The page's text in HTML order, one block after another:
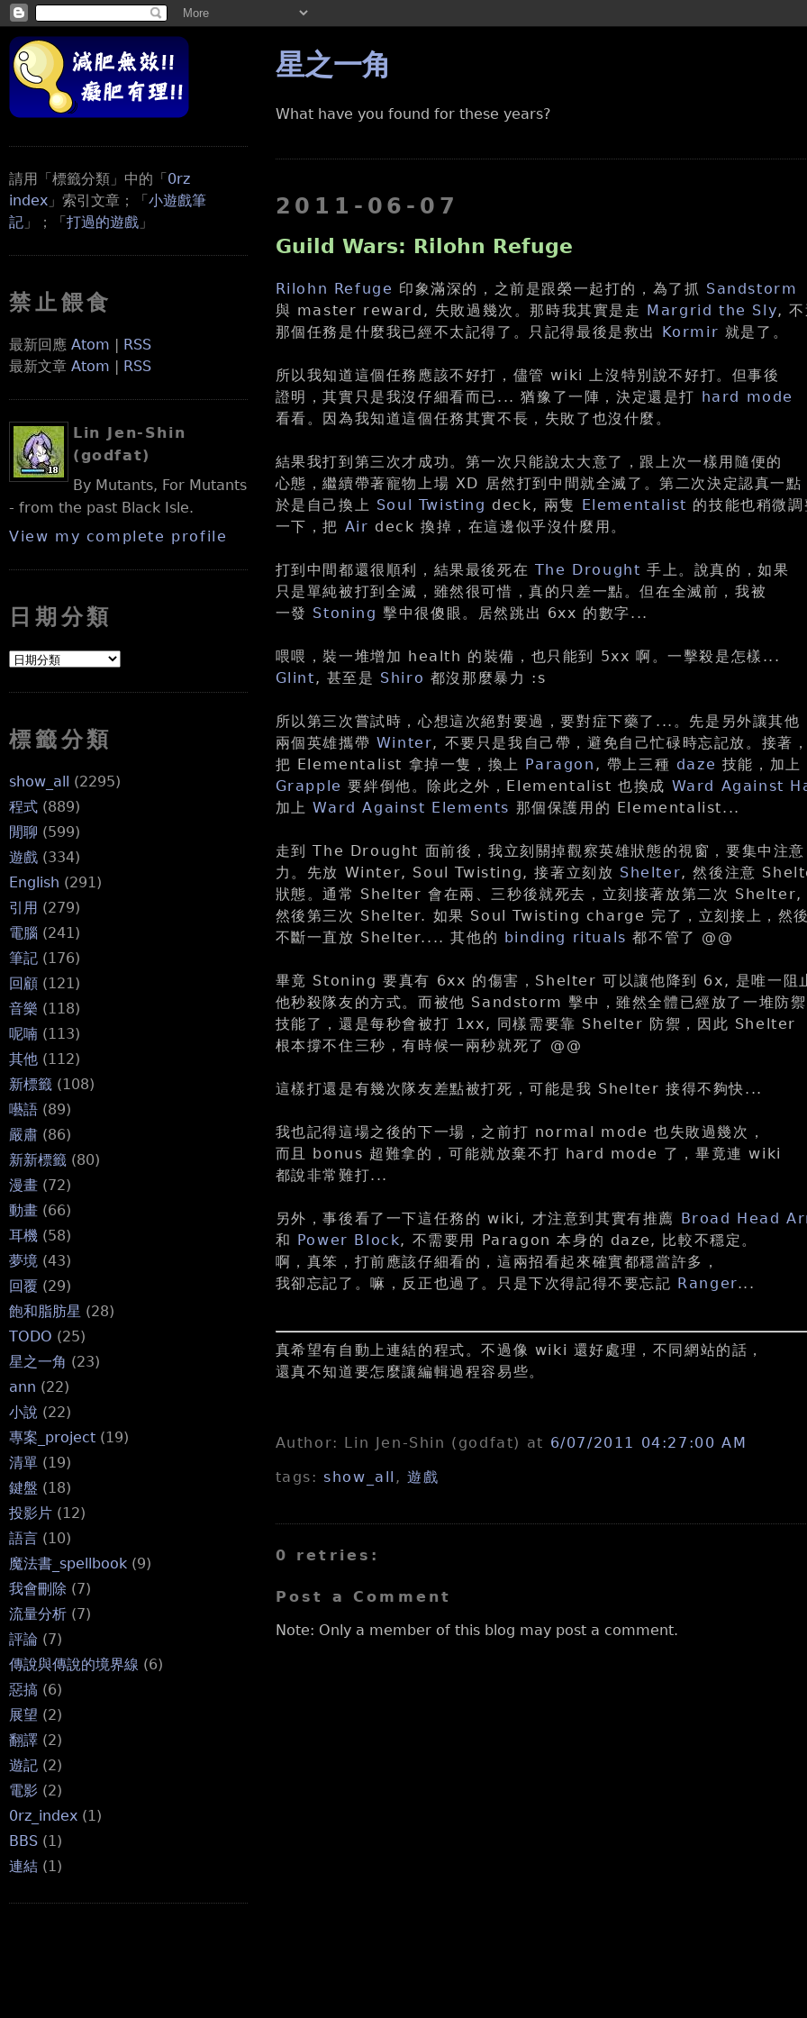
請用「標籤分類」中的「0rz
index 」索引文章；「小遊戲筆
記 」；「打過的遊戲 」
禁止餵食
最新回應 Atom | RSS
最新文章 Atom | RSS
Lin Jen-Shin
(godfat)
By Mutants, For Mutants
- from the past Black Isle.
View my complete profile
日期分類
標籤分類
show_all (2295)
程式 (889)
閒聊 (599)
遊戲 (334)
English (291)
引用 (279)
電腦 (241)
筆記 (176)
回顧 (121)
音樂 (118)
呢喃 (113)
其他 (112)
新標籤 (108)
囈語 (89)
嚴肅 (86)
新新標籤 (80)
漫畫 (72)
動畫 (66)
耳機 (58)
夢境 (43)
回覆 (29)
飽和脂肪星 (28)
TODO (25)
星之一角 (23)
ann (22)
小說 (22)
專案_project (19)
清單 (19)
鍵盤 (18)
投影片 (12)
語言 (10)
魔法書_spellbook (9)
我會刪除 (7)
流量分析 (7)
評論 (7)
傳說與傳說的境界線 (6)
惡搞 (6)
展望 (2)
翻譯 (2)
遊記 (2)
電影 (2)
0rz_index (1)
BBS (1)
連結 (1)
星之一角
What have you found for these years?
2011-06-07
Guild Wars: Rilohn Refuge
Rilohn Refuge 印象滿深的，之前是跟榮一起打的，為了抓 Sandstorm
與 master reward, 失敗過幾次。那時我其實是走 Margrid the Sly,
那個任務是什麼我已經不太記得了。只記得最後是救出 Kormir 就是了。
所以我知道這個任務應該不好打，儘管 wiki 上沒特別說不好打。但事後
證明，其實只是我沒仔細看而已... 猶豫了一陣，決定還是打 hard mode
看看。因為我知道這個任務其實不長，失敗了也沒什麼。
結果我打到第三次才成功。第一次只能說太大意了，跟上次一樣用隨便的
心態，繼續帶著寵物上場 XD 居然打到中間就全滅了。第二次決定認真一點
於是自己換上 Soul Twisting deck, 兩隻 Elementalist 的技能也稍微調
一下，把 Air deck 換掉，在這邊似乎沒什麼用。
打到中間都還很順利，結果最後死在 The Drought 手上。說真的，如果
只是單純被打到全滅，雖然很可惜，真的只差一點。但在全滅前，我被
一發 Stoning 擊中很傻眼。居然跳出 6xx 的數字...
喂喂，裝一堆增加 health 的裝備，也只能到 5xx 啊。一擊殺是怎樣...
Glint, 甚至是 Shiro 都沒那麼暴力 :s
所以第三次嘗試時，心想這次絕對要過，要對症下藥了...。先是另外讓其他
兩個英雄攜帶 Winter, 不要只是我自己帶，避免自己忙碌時忘記放。接著
把 Elementalist 拿掉一隻，換上 Paragon , 帶上三種 daze 技能，加上
Grapple 要絆倒他。除此之外，Elementalist 也換成 Ward Against
加上Ward Against Elements 那個保護用的 Elementalist...
走到 The Drought 面前後，我立刻關掉觀察英雄狀態的視窗，要集中注意
力。先放 Winter, Soul Twisting, 接著立刻放 Shelter, 然後注意
狀態。通常 Shelter 會在兩、三秒後就死去，立刻接著放第二次 Shelter,
然後第三次 Shelter. 如果 Soul Twisting charge 完了，立刻接上，然
不斷一直放 Shelter.... 其他的 binding rituals 都不管了 @@
畢竟 Stoning 要真有 6xx 的傷害，Shelter 可以讓他降到 6x, 是唯一阻
他秒殺隊友的方式。而被他 Sandstorm 擊中，雖然全體已經放了一堆防禦
技能了，還是每秒會被打 1xx, 同樣需要靠 Shelter 防禦，因此 Shelter
根本撐不住三秒，有時候一兩秒就死了 @@
這樣打還是有幾次隊友差點被打死，可能是我 Shelter 接得不夠快...
我也記得這場之後的下一場，之前打 normal mode 也失敗過幾次，
而且 bonus 超難拿的，可能就放棄不打 hard mode 了，畢竟連 wiki
都說非常難打...
另外，事後看了一下這任務的 wiki, 才注意到其實有推薦 Broad Head
和 Power Block, 不需要用 Paragon 本身的 daze, 比較不穩定。
啊，真笨，打前應該仔細看的，這兩招看起來確實都穩當許多，
我卻忘記了。嘛，反正也過了。只是下次得記得不要忘記 Ranger...
真希望有自動上連結的程式。不過像 wiki 還好處理，不同網站的話，
還真不知道要怎麼讓編輯過程容易些。
Author: Lin Jen-Shin (godfat) at 6/07/2011 04:27:00 AM
tags:show_all ,遊戲
0 retries:
Post a Comment
Note: Only a member of this blog may post a comment.